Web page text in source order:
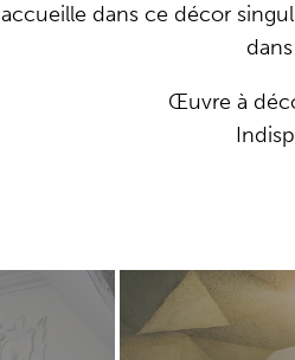
accueille dans ce décor
Œuvre à